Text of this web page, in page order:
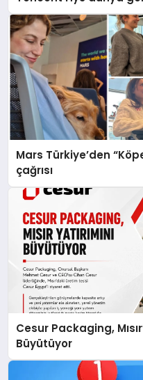
Mars Türkiye’den
çağrısı
Cesur Packaging,
Büyütüyor